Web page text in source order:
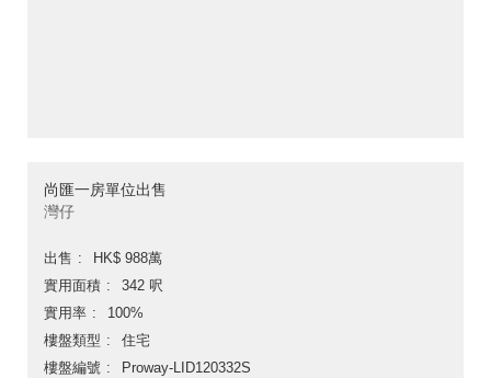
尚匯一房單位出售
灣仔
出售
HK$ 988萬
實用面積
342 呎
實用率
100%
樓盤類型
住宅
樓盤編號
Proway-LID120332S